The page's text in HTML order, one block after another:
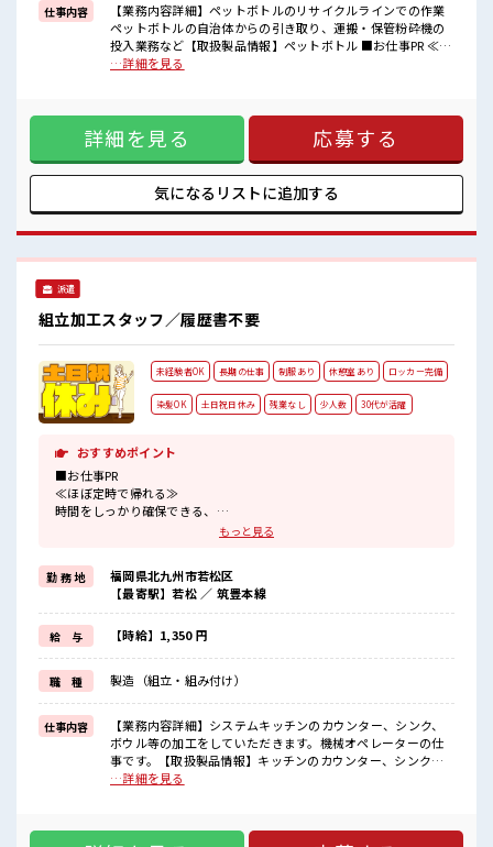
■職場の雰囲気
少人数でアットホームな雰囲気の職場！
≪20代の方が多数活躍中の職場≫
ロッカー付き職場♪
仕事内容
【業務内容詳細】ペットボトルのリサイクルラインでの作業
ペットボトルの自治体からの引き取り、運搬・保管粉砕機の
投入業務など【取扱製品情報】ペットボトル ■お仕事PR ≪社
員登用をめざす≫ 紹介予定派遣だから、 自分に職場が合うか
ラクラク制服アリ≫ 制服があるので、 毎日の服装の悩み解消
♪ ≪未経験でも活躍できる≫ 新しいことにチャレンジするの
は不安だけど、 しっかり働く環境が整っています！ イチから
スキルUP・ステップUP目指していきましょう！ ■職場の雰
囲気 少人数でアットホームな雰囲気の職場！ ≪20代の方が多
数活躍中の職場≫ 一息つける休憩スペースもあります！ 持ち
…詳細を見る
詳細を見る 応募する
気になるリストに追加する
派遣
組立加工スタッフ／履歴書不要
未経験者OK 長期の仕事 制服あり 休憩室あり ロッカー完備
染髪OK 土日祝日休み 残業なし 少人数 30代が活躍
おすすめポイント
■お仕事PR
≪ほぼ定時で帰れる≫
時間をしっかり確保できる、
≪週休2日制≫
週末は家族や友人と一緒にプライベート満喫！
≪髪色自由で自分らしく働く≫
明るすぎたり奇抜でなければ基本的に自由！
(規定有)≪動きやすい制服アリ≫
制服があるので、
毎日の服装の悩み解消♪
≪未経験OKの仕事≫
新しいことにチャレンジするのは不安だけど、
しっかり働く環境が整っています！
イチからスキルUP・ステップUP目指していきましょう！
■職場の雰囲気
仕事の合間の息抜きは休憩室で♪
もっと見る
勤 務 地
福岡県北九州市若松区
【最寄駅】若松 ／ 筑豊本線
給 与 【時給】1,350 円
職 種 製造（組立・組み付け）
仕事内容
【業務内容詳細】システムキッチンのカウンター、シンク、
ボウル等の加工をしていただきます。機械オペレーターの仕
事です。【取扱製品情報】キッチンのカウンター、シンク、
ボウル ■お仕事PR ≪ほぼ定時で帰れる≫ 時間をしっかり確保
一緒にプライベート満喫！ ≪髪色自由で自分らしく働く≫ 明
…詳細を見る